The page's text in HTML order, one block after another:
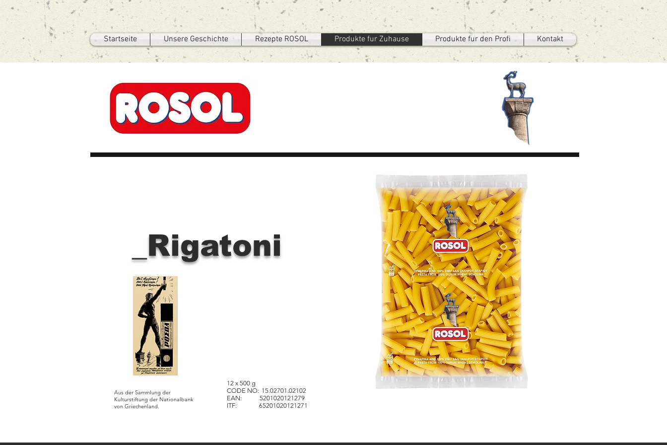
Startseite Unsere Geschichte Rezepte ROSOL Produkte fur Zuhause Produkte fur den Profi Kontakt
12 x 500 g
CODE NO: 15.02701.02102
EAN: 5201020121279
ITF:
65201020121271
_Rigatoni
Aus der Sammlung der
Kulturstiftung der Nationalbank
von Griechenland.